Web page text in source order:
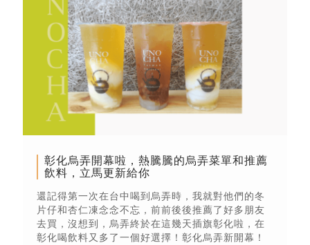
彰化烏弄開幕啦，熱騰騰的烏弄菜單和推薦
飲料，立馬更新給你
還記得第一次在台中喝到烏弄時，我就對他們的冬
片仔和杏仁凍念念不忘，前前後後推薦了好多朋友
去買，沒想到，烏弄終於在這幾天插旗彰化啦，在
彰化喝飲料又多了一個好選擇！彰化烏弄新開幕！